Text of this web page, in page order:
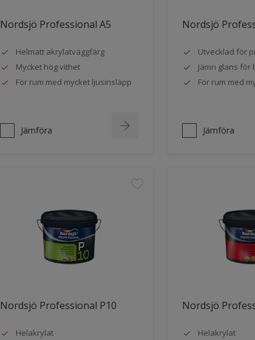
Nordsjö Professional A5
Helmatt akrylatväggfärg
Mycket hög vithet
För rum med mycket ljusinsläpp
Jämföra
Nordsjö
Utvecklad för
Jämn glans
För rum med
Jämföra
Nordsjö Professional P10
Helakrylat
Nordsjö
Helakrylat